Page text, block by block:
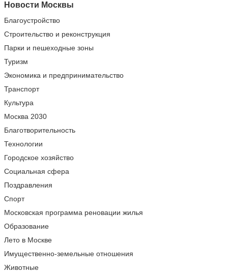
Новости Москвы
Благоустройство
Строительство и реконструкция
Парки и пешеходные зоны
Туризм
Экономика и предпринимательство
Транспорт
Культура
Москва 2030
Благотворительность
Технологии
Городское хозяйство
Социальная сфера
Поздравления
Спорт
Московская программа реновации жилья
Образование
Лето в Москве
Имущественно-земельные отношения
Животные